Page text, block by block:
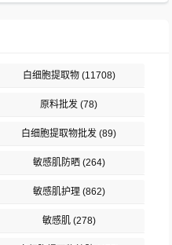
白细胞提取物(11708)
原料批发 (78)
白细胞提取物批发 (89)
敏感肌防晒(264)
敏感肌护理(862)
敏感肌(278)